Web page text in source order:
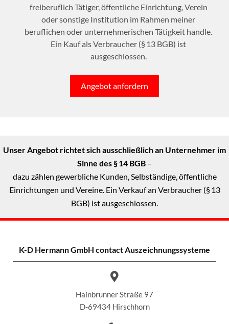
freiberuflich Tätiger, öffentliche Einrichtung, Verein
oder sonstige Institution im Rahmen meiner
beruflichen oder unternehmerischen Tätigkeit handle.
Ein Kauf als Verbraucher (§ 13 BGB) ist
ausgeschlossen.
Angebot anfordern
Unser Angebot richtet sich ausschließlich an Unternehmer im
Sinne des § 14 BGB –
dazu zählen gewerbliche Kunden, Selbständige, öffentliche
Einrichtungen und Vereine. Ein Verkauf an Verbraucher (§ 13
BGB) ist ausgeschlossen.
K-D Hermann GmbH contact Auszeichnungssysteme
Hainbrunner Straße 97
D-69434 Hirschhorn